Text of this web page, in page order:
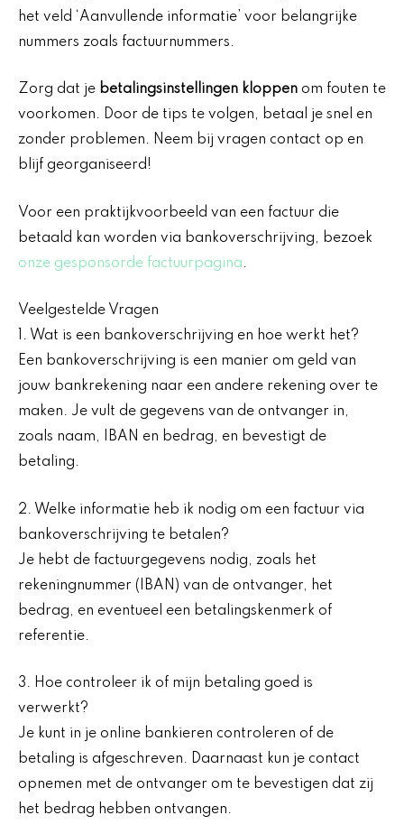
het veld ‘Aanvullende informatie’ voor belangrijke
nummers zoals factuurnummers.
Zorg dat je betalingsinstellingen kloppen om fouten te
voorkomen. Door de tips te volgen, betaal je snel en
zonder problemen. Neem bij vragen contact op en
blijf georganiseerd!
Voor een praktijkvoorbeeld van een factuur die
betaald kan worden via bankoverschrijving, bezoek
onze gesponsorde factuurpagina.
Veelgestelde Vragen
1. Wat is een bankoverschrijving en hoe werkt het?
Een bankoverschrijving is een manier om geld van
jouw bankrekening naar een andere rekening over te
maken. Je vult de gegevens van de ontvanger in,
zoals naam, IBAN en bedrag, en bevestigt de
betaling.
2. Welke informatie heb ik nodig om een factuur via
bankoverschrijving te betalen?
Je hebt de factuurgegevens nodig, zoals het
rekeningnummer (IBAN) van de ontvanger, het
bedrag, en eventueel een betalingskenmerk of
referentie.
3. Hoe controleer ik of mijn betaling goed is
verwerkt?
Je kunt in je online bankieren controleren of de
betaling is afgeschreven. Daarnaast kun je contact
opnemen met de ontvanger om te bevestigen dat zij
het bedrag hebben ontvangen.